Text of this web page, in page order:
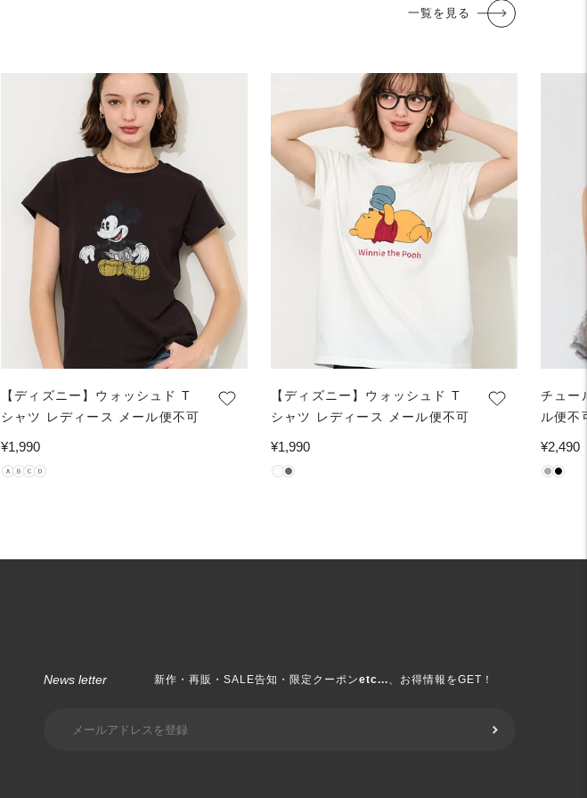
一覧を見る
【ディズニー】ウォッシュド T
シャツ レディース メール便不可
通
常
¥1,990
【ディズニー】ウォッシュド T
シャツ レディース メール便不可
通
常
¥1,990
チュー
ル便不
通
常
¥2,490
News letter 新作・再販・SALE告知・限定クーポンetc...、お得情報をGET！